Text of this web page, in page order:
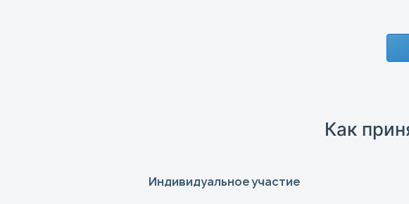
Как
Индивидуальное участие